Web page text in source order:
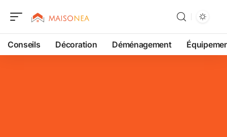
Conseils Décoration Déménagement